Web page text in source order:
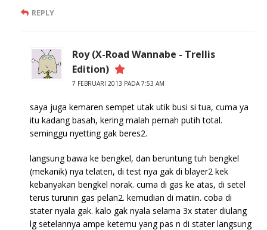
REPLY
Roy (X-Road Wannabe - Trellis
Edition)
7 FEBRUARI 2013 PADA 7:53 AM
saya juga kemaren sempet utak utik busi si tua, cuma ya
itu kadang basah, kering malah pernah putih total.
seminggu nyetting gak beres2.
langsung bawa ke bengkel, dan beruntung tuh bengkel
(mekanik) nya telaten, di test nya gak di blayer2 kek
kebanyakan bengkel norak. cuma di gas ke atas, di setel
terus turunin gas pelan2. kemudian di matiin. coba di
stater nyala gak. kalo gak nyala selama 3x stater diulang
lg setelannya ampe ketemu yang pas n di stater langsung